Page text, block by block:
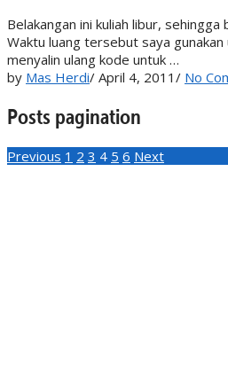
Belakangan ini kuliah libur,
Waktu luang tersebut saya
menyalin ulang kode untuk …
by Mas Herdi/ April 4, 2011 / No
Posts pagination
Previous 1 2 3 4 5 6 Next